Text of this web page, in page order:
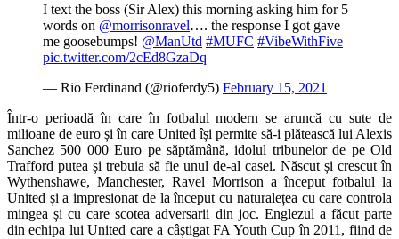
I text the boss (Sir Alex) this morning asking him for 5
words on @morrisonravel…. the response I got gave
me goosebumps! @ManUtd #MUFC #VibeWithFive
pic.twitter.com/2cEd8GzaDq
— Rio Ferdinand (@rioferdy5) February 15, 2021
Într-o perioadă în care în fotbalul modern se aruncă cu sute de
milioane de euro și în care United își permite să-i plătească lui Alexis
Sanchez 500 000 Euro pe săptămână, idolul tribunelor de pe Old
Trafford putea și trebuia să fie unul de-al casei. Născut și crescut în
Wythenshawe, Manchester, Ravel Morrison a început fotbalul la
United și a impresionat de la început cu naturalețea cu care controla
mingea și cu care scotea adversarii din joc. Englezul a făcut parte
din echipa lui United care a câștigat FA Youth Cup în 2011, fiind de